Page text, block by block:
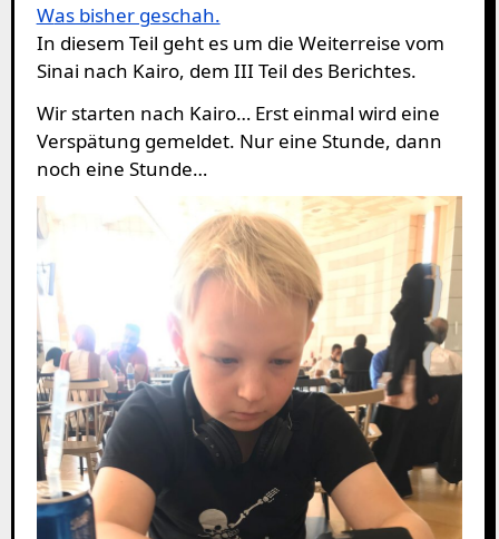
Was bisher geschah.
In diesem Teil geht es um die Weiterreise vom
Sinai nach Kairo, dem III Teil des Berichtes.
Wir starten nach Kairo… Erst einmal wird eine
Verspätung gemeldet. Nur eine Stunde, dann
noch eine Stunde…